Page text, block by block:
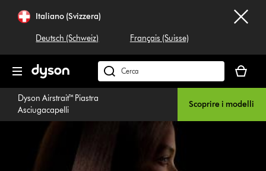
navigazioneItaliano (Svizzera)
Deutsch (Schweiz) Français (Suisse)
Cerca
su
carrello
è
vuoto
Dyson Airstrait™ Piastra
Asciugacapelli
Scoprire i modelli